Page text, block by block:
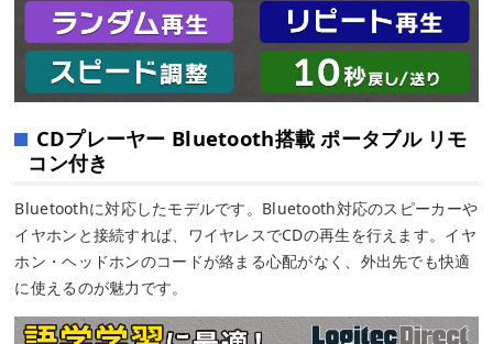
CDプレーヤー Bluetooth搭載 ポータブル リモ
コン付き
Bluetoothに対応したモデルです。Bluetooth対応のスピーカーや
イヤホンと接続すれば、ワイヤレスでCDの再生を行えます。イヤ
ホン・ヘッドホンのコードが絡まる心配がなく、外出先でも快適
に使えるのが魅力です。